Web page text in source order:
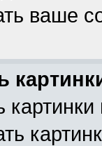
ваше